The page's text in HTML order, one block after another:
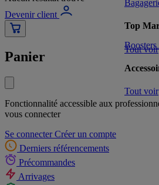
Devenir client
Panier
Fonctionnalité accessible aux
vous connecter
Se connecter Créer un compte
Derniers référencements
Précommandes
Arrivages
Top
Tout voir
Tout voir